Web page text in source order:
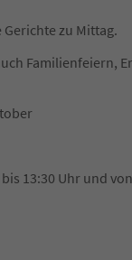
zu Mittag.
Familienfeiern,
13:30 Uhr und